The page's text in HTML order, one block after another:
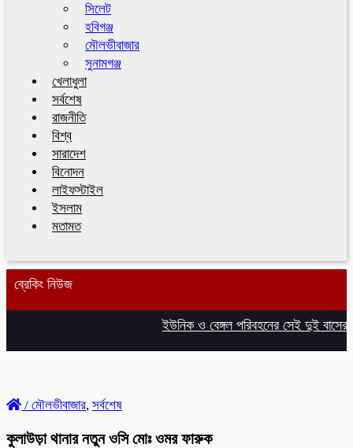
সিলেট
হবিগঞ্জ
মৌলভীবাজার
সুনামগঞ্জ
খেলাধুলা
সর্বশেষ
রাজনীতি
বিশ্ব
সারাদেশ
বিনোদন
লাইফস্টাইল
ইসলাম
মতামত
ব্রেকিং নিউজ
ইউনিক ও বেঙ্গল পরিবহনের সেই দুই বাসের
/ মৌলভীবাজার, সর্বশেষ
কুলাউড়া থানার নতুন ওসি মোঃ ওমর ফারুক